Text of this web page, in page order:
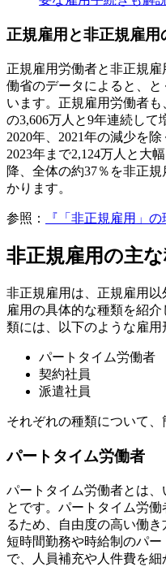
正規雇用と非正規雇用
正規雇用労働者と非正規
働省のデータによると、
います。正規雇用労働者も
の3,606万人と9年連続し
2020年、2021年の減少を
2023年まで2,124万人と大
降、全体の約37％を非正
かります。
参照： 『「非正規雇用」
非正規雇用の主
非正規雇用は、正規雇用
雇用の具体的な種類を紹
類には、以下のような雇用
パートタイム労働者
契約社員
派遣社員
それぞれの種類について、
パートタイム労働者
パートタイム労働者とは
とです。パートタイム労
るため、自由度の高い働き
短時間勤務や時給制のパ
で、人員補充や人件費を